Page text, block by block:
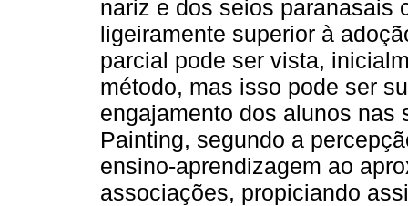
nariz e dos seios paranasais
ligeiramente superior à
parcial pode ser vista,
método, mas isso pode ser
engajamento dos alunos nas
Painting, segundo a
ensino-aprendizagem ao
associações, propiciando